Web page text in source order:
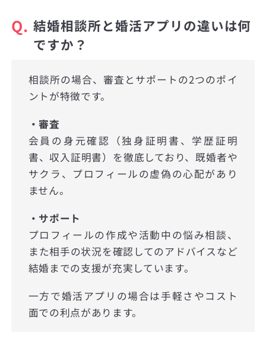
Q. 結婚相談所と婚活アプリの違いは何
ですか？
相談所の場合、審査とサポートの2つのポイ
ントが特徴です。
・審査
会員の身元確認（独身証明書、学歴証明
書、収入証明書）を徹底しており、既婚者や
サクラ、プロフィールの虚偽の心配があり
ません。
・サポート
プロフィールの作成や活動中の悩み相談、
また相手の状況を確認してのアドバイスなど
結婚までの支援が充実しています。
一方で婚活アプリの場合は手軽さやコスト
面での利点があります。